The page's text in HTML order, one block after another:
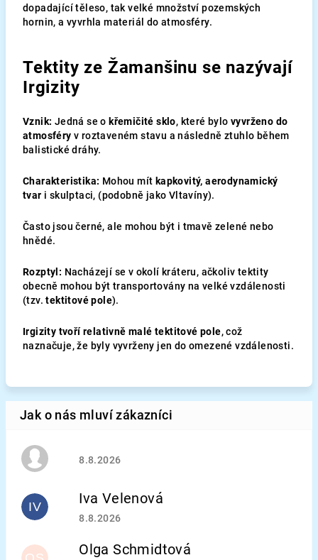
dopadající těleso, tak velké množství pozemských
hornin, a vyvrhla materiál do atmosféry.
Tektity ze Žamanšinu se nazývají
Irgizity
Vznik: Jedná se o křemičité sklo, které bylovyvrženo do
atmosféry v roztaveném stavu a následně ztuhlo během
balistické dráhy.
Charakteristika: Mohou mít kapkovitý, aerodynamický
tvar i skulptaci, (podobně jako Vltavíny).
Často jsou černé, ale mohou být i tmavě zelené nebo
hnědé.
Rozptyl: Nacházejí se v okolí kráteru, ačkoliv tektity
obecně mohou být transportovány na velké vzdálenosti
(tzv.tektitové pole).
Irgizity tvoří relativně malé tektitové pole, což
naznačuje, že byly vyvrženy jen do omezené vzdálenosti.
Hodnocení obchodu je 5 z 5 hvězdiček.
8.8.2026
IV Iva Velenová
Hodnocení obchodu je 5 z 5 hvězdiček.
8.8.2026
Olga Schmidtová